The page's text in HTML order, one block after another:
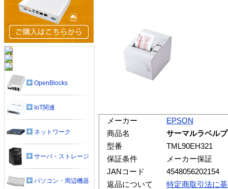
メーカー
EPSON
商品名
サーマルラベル
型番
TML90EH321
保証条件
メーカー保証
JANコード
4548056202154
返品について
特定商取引法に
OpenBlocks
IoT関連
ネットワーク
サーバ・ストレージ
パソコン・周辺機器